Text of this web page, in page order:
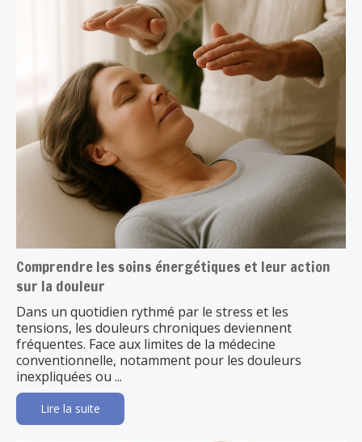
Comprendre les soins énergétiques et leur action
sur la douleur
Dans un quotidien rythmé par le stress et les
tensions, les douleurs chroniques deviennent
fréquentes. Face aux limites de la médecine
conventionnelle, notamment pour les douleurs
inexpliquées ou ...
Lire la suite